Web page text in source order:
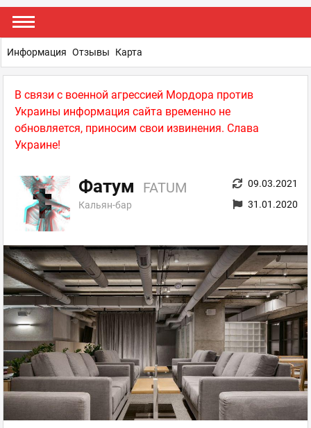
В связи с военной агрессией Мордора против
Украины информация сайта временно не
обновляется, приносим свои извинения. Слава
Украине!
Фатум FATUM
Кальян-бар
09.03.2021
31.01.2020
Информация Отзывы Карта